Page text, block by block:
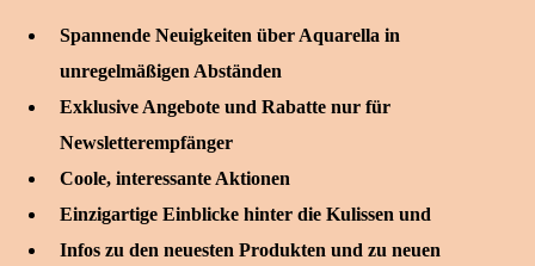
Spannende Neuigkeiten über Aquarella in
unregelmäßigen Abständen
Exklusive Angebote und Rabatte nur für
Newsletterempfänger
Coole, interessante Aktionen
Einzigartige Einblicke hinter die Kulissen und
Infos zu den neuesten Produkten und zu neuen